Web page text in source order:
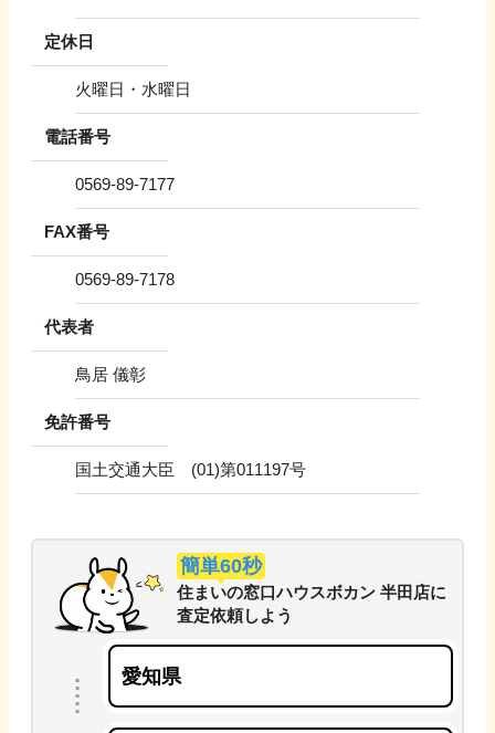
定休日
火曜日・水曜日
電話番号
0569-89-7177
FAX番号
0569-89-7178
代表者
鳥居 儀彰
免許番号
国土交通大臣 (01)第011197号
簡単60秒
住まいの窓口ハウスボカン 半田店に
査定依頼しよう